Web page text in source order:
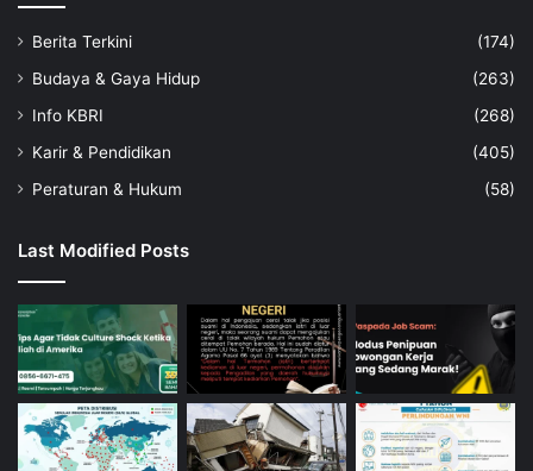
Berita Terkini
(174)
Budaya & Gaya Hidup
(263)
Info KBRI
(268)
Karir & Pendidikan
(405)
Peraturan & Hukum
(58)
Last Modified Posts